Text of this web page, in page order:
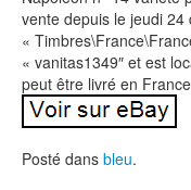
vente depuis le jeudi
«
« vanitas1349″ et est
peut être livré en
Posté dans bleu.